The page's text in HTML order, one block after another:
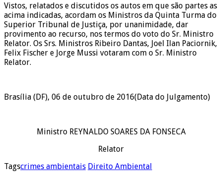
Vistos, relatados e discutidos os autos em que são partes as
acima indicadas, acordam os Ministros da Quinta Turma do
Superior Tribunal de Justiça, por unanimidade, dar
provimento ao recurso, nos termos do voto do Sr. Ministro
Relator. Os Srs. Ministros Ribeiro Dantas, Joel Ilan Paciornik,
Felix Fischer e Jorge Mussi votaram com o Sr. Ministro
Relator.
Brasília (DF), 06 de outubro de 2016(Data do Julgamento)
Ministro REYNALDO SOARES DA FONSECA
Relator
Tagscrimes ambientais Direito Ambiental